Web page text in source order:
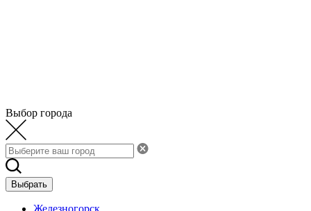
Выбор города
Выбрать
Железногорск